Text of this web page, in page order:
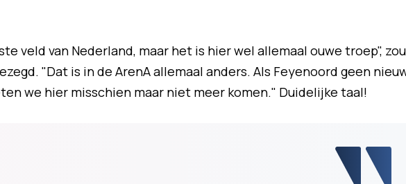
veld van Nederland, maar het is hier wel allemaal ouwe troep", zou
"Dat is in de ArenA allemaal anders. Als Feyenoord geen
we hier misschien maar niet meer komen." Duidelijke taal!